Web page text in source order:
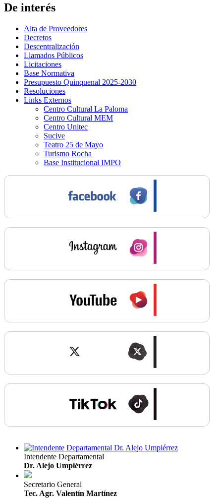
De interés
Alta de Proveedores
Decretos
Descentralización
Llamados Públicos
Licitaciones
Base Normativa
Presupuesto Quinquenal 2025-2030
Resoluciones
Links Externos
Centro Cultural La Paloma
Centro Cultural MEM
Centro Unitec
Sucive
Teatro 25 de Mayo
Turismo Rocha
Base Institucional IMPO
Intendente Departamental
Dr. Alejo Umpiérrez
Secretario General
Tec. Agr. Valentín Martínez